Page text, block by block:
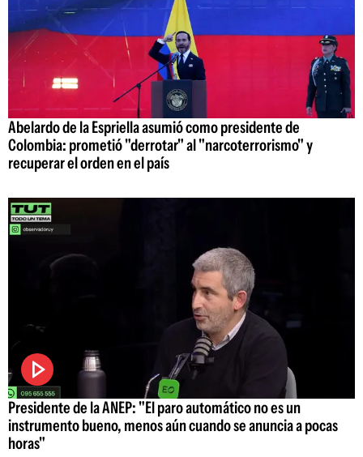
Abelardo de la Espriella asumió como presidente de
Colombia: prometió "derrotar" al "narcoterrorismo" y
recuperar el orden en el país
Presidente de la ANEP: "El paro automático no es un
instrumento bueno, menos aún cuando se anuncia a pocas
horas"